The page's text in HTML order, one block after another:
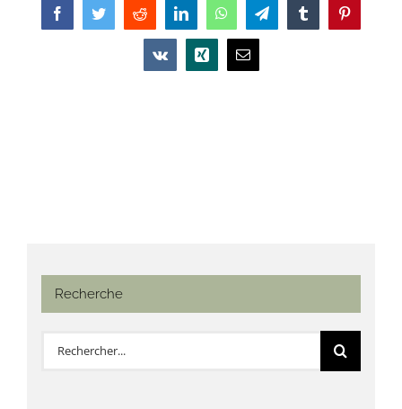
FacebookTwitterReddit LinkedInWhatsAppTelegramTumblrPinterest
Vk Xing Email
Recherche
Rechercher: